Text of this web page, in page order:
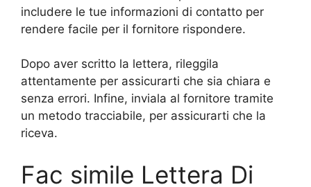
includere le tue informazioni di contatto per
rendere facile per il fornitore rispondere.
Dopo aver scritto la lettera, rileggila
attentamente per assicurarti che sia chiara e
senza errori. Infine, inviala al fornitore tramite
un metodo tracciabile, per assicurarti che la
riceva.
Fac simile Lettera Di